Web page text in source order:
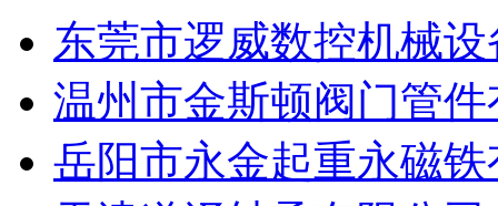
东莞市逻威数控机械
温州市金斯顿阀门管
岳阳市永金起重永磁